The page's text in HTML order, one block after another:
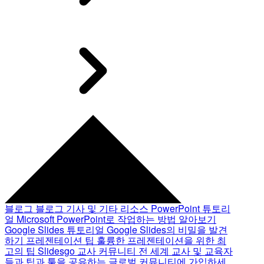
블로그 블로그 기사 및 기타 리소스 PowerPoint 튜토리
얼 Microsoft PowerPoint로 작업하는 방법 알아보기
Google Slides 튜토리얼 Google Slides의 비밀을 발견
하기 프레젠테이션 팁 훌륭한 프레젠테이션을 위한 최
고의 팁 Slidesgo 교사 커뮤니티 전 세계 교사 및 교육자